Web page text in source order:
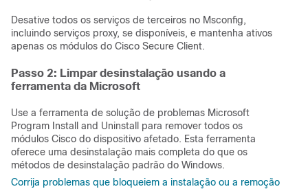
Desative todos os serviços de terceiros no Msconfig,
incluindo serviços proxy, se disponíveis, e mantenha ativos
apenas os módulos do Cisco Secure Client.
Passo 2: Limpar desinstalação usando a
ferramenta da Microsoft
Use a ferramenta de solução de problemas Microsoft
Program Install and Uninstall para remover todos os
módulos Cisco do dispositivo afetado. Esta ferramenta
oferece uma desinstalação mais completa do que os
métodos de desinstalação padrão do Windows.
Corrija problemas que bloqueiem a instalação ou a remoção